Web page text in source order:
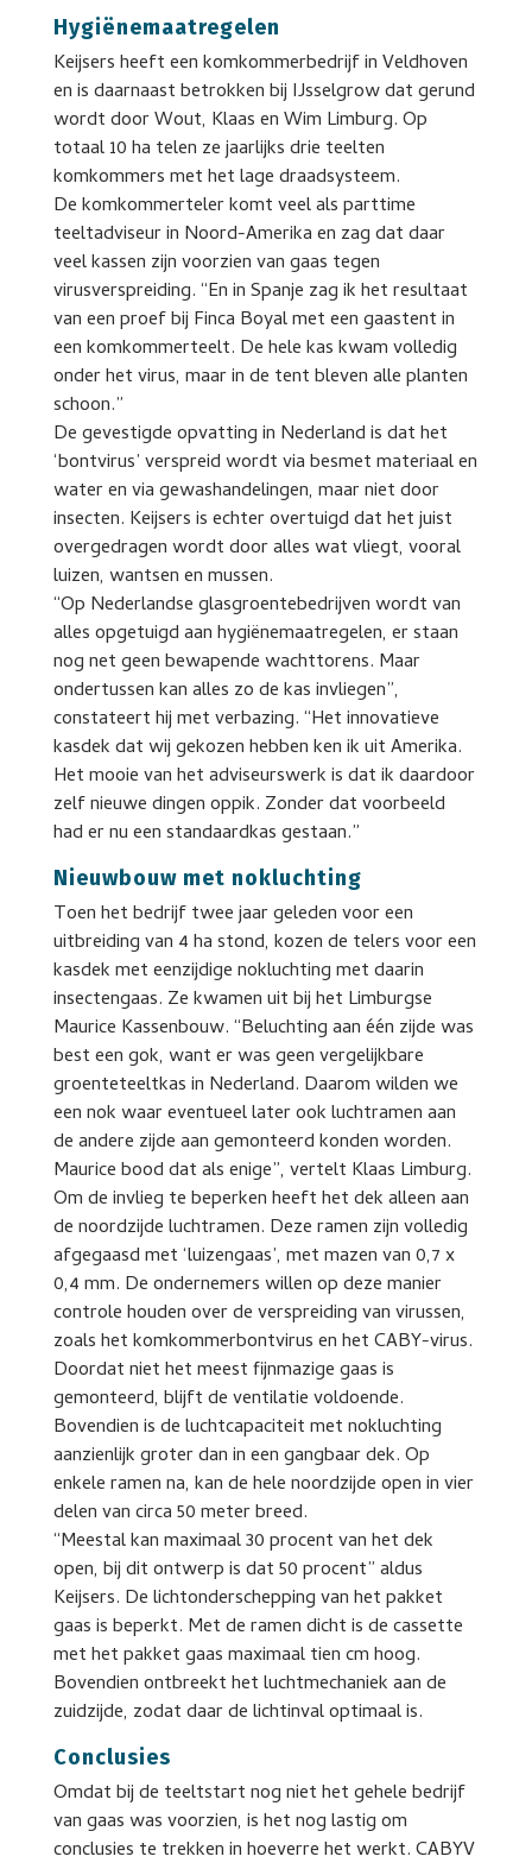
Hygiënemaatregelen
Keijsers heeft een komkommerbedrijf in Veldhoven
en is daarnaast betrokken bij IJsselgrow dat gerund
wordt door Wout, Klaas en Wim Limburg. Op
totaal 10 ha telen ze jaarlijks drie teelten
komkommers met het lage draadsysteem.
De komkommerteler komt veel als parttime
teeltadviseur in Noord-Amerika en zag dat daar
veel kassen zijn voorzien van gaas tegen
virusverspreiding. “En in Spanje zag ik het resultaat
van een proef bij Finca Boyal met een gaastent in
een komkommerteelt. De hele kas kwam volledig
onder het virus, maar in de tent bleven alle planten
schoon.”
De gevestigde opvatting in Nederland is dat het
‘bontvirus’ verspreid wordt via besmet materiaal en
water en via gewashandelingen, maar niet door
insecten. Keijsers is echter overtuigd dat het juist
overgedragen wordt door alles wat vliegt, vooral
luizen, wantsen en mussen.
“Op Nederlandse glasgroentebedrijven wordt van
alles opgetuigd aan hygiënemaatregelen, er staan
nog net geen bewapende wachttorens. Maar
ondertussen kan alles zo de kas invliegen”,
constateert hij met verbazing. “Het innovatieve
kasdek dat wij gekozen hebben ken ik uit Amerika.
Het mooie van het adviseurswerk is dat ik daardoor
zelf nieuwe dingen oppik. Zonder dat voorbeeld
had er nu een standaardkas gestaan.”
Nieuwbouw met nokluchting
Toen het bedrijf twee jaar geleden voor een
uitbreiding van 4 ha stond, kozen de telers voor een
kasdek met eenzijdige nokluchting met daarin
insectengaas. Ze kwamen uit bij het Limburgse
Maurice Kassenbouw. “Beluchting aan één zijde was
best een gok, want er was geen vergelijkbare
groenteteeltkas in Nederland. Daarom wilden we
een nok waar eventueel later ook luchtramen aan
de andere zijde aan gemonteerd konden worden.
Maurice bood dat als enige”, vertelt Klaas Limburg.
Om de invlieg te beperken heeft het dek alleen aan
de noordzijde luchtramen. Deze ramen zijn volledig
afgegaasd met ‘luizengaas’, met mazen van 0,7 x
0,4 mm. De ondernemers willen op deze manier
controle houden over de verspreiding van virussen,
zoals het komkommerbontvirus en het CABY-virus.
Doordat niet het meest fijnmazige gaas is
gemonteerd, blijft de ventilatie voldoende.
Bovendien is de luchtcapaciteit met nokluchting
aanzienlijk groter dan in een gangbaar dek. Op
enkele ramen na, kan de hele noordzijde open in vier
delen van circa 50 meter breed.
“Meestal kan maximaal 30 procent van het dek
open, bij dit ontwerp is dat 50 procent” aldus
Keijsers. De lichtonderschepping van het pakket
gaas is beperkt. Met de ramen dicht is de cassette
met het pakket gaas maximaal tien cm hoog.
Bovendien ontbreekt het luchtmechaniek aan de
zuidzijde, zodat daar de lichtinval optimaal is.
Conclusies
Omdat bij de teeltstart nog niet het gehele bedrijf
van gaas was voorzien, is het nog lastig om
conclusies te trekken in hoeverre het werkt. CABYV